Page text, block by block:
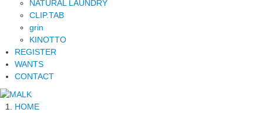
NATURAL LAUNDRY
CLIP.TAB
grin
KINOTTO
REGISTER
WANTS
CONTACT
HOME